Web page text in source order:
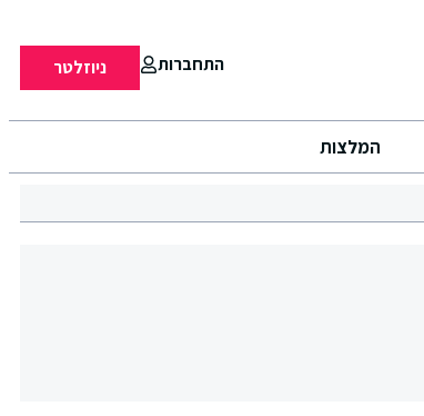
התחברות ניוזלטר
המלצות